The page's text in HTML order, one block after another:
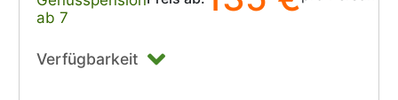
ab 7
Verfügbarkeit